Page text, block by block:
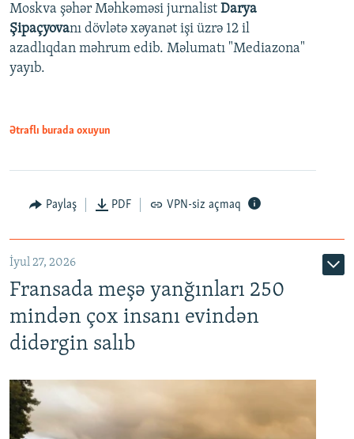
Moskva şəhər Məhkəməsi jurnalist Darya
Şipaçyovanı dövlətə xəyanət işi üzrə 12 il
azadlıqdan məhrum edib. Məlumatı "Mediazona"
yayıb.
Ətraflı burada oxuyun
Paylaş PDF VPN-siz açmaq
İyul 27, 2026
Fransada meşə yanğınları 250
mindən çox insanı evindən
didərgin salıb